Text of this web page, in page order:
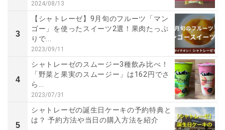
2024/08/13
3
【シャトレーゼ】9月旬のフルーツ「マン
ゴー」を使ったスイーツ2選！果肉たっぷ
りで...
2023/09/11
4
シャトレーゼのスムージー3種飲み比べ！
「野菜と果実のスムージー」は162円でさ
ら...
2023/07/31
5
シャトレーゼの誕生日ケーキの予約特典と
は？ 予約方法や当日の購入方法を紹介